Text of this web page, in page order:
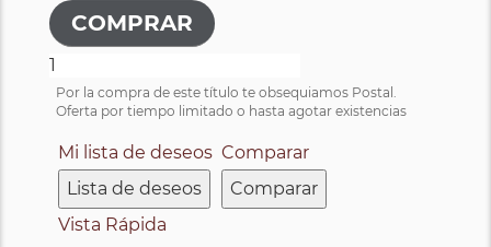
Por la compra de este título te obsequiamos Postal.
Oferta por tiempo limitado o hasta agotar existencias
Mi lista de deseos
Lista de deseos
Comparar
Comparar
Vista Rápida